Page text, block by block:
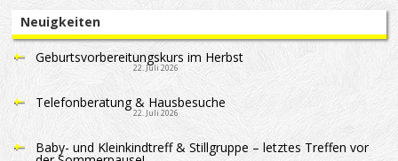
Neuigkeiten
Geburtsvorbereitungskurs im Herbst
22. Juli 2026
Telefonberatung & Hausbesuche
22. Juli 2026
Baby- und Kleinkindtreff & Stillgruppe – letztes Treffen vor